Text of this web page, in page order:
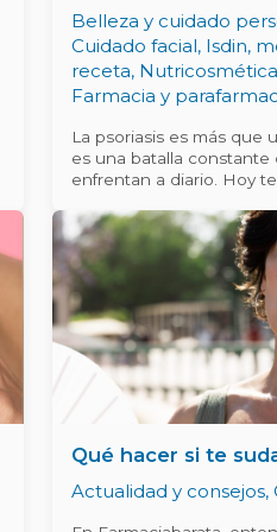
Belleza y cuidado
Cuidado facial, Isdin,
receta, Nutricosmética
Farmacia y
La psoriasis es más que
es una batalla
enfrentan a diario. Hoy
eliminar las llagas de la
disponible en
Crema para la Psoriasis?
recomiendan diversas
especialmente el uso de
corticoides suaves, como
zonas sensibles como la
piel. Estos ungüentos
tratamiento de manchas
sus propiedades
Definitivamente?
definitiva. Sin embargo,
psoriasis te ayudará a
Qué hacer si te
Actualidad y consejos,